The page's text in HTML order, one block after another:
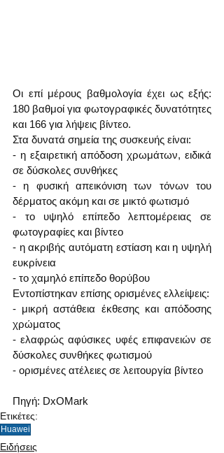
Οι επί μέρους βαθμολογία έχει ως εξής:
180 βαθμοί για φωτογραφικές δυνατότητες
και 166 για λήψεις βίντεο.
Στα δυνατά σημεία της συσκευής είναι:
- η εξαιρετική απόδοση χρωμάτων, ειδικά
σε δύσκολες συνθήκες
- η φυσική απεικόνιση των τόνων του
δέρματος ακόμη και σε μικτό φωτισμό
- το υψηλό επίπεδο λεπτομέρειας σε
φωτογραφίες και βίντεο
- η ακριβής αυτόματη εστίαση και η υψηλή
ευκρίνεια
- το χαμηλό επίπεδο θορύβου
Εντοπίστηκαν επίσης ορισμένες ελλείψεις:
- μικρή αστάθεια έκθεσης και απόδοσης
χρώματος
- ελαφρώς αφύσικες υφές επιφανειών σε
δύσκολες συνθήκες φωτισμού
- ορισμένες ατέλειες σε λειτουργία βίντεο
Πηγή: DxOMark
Ετικέτες:
Huawei
Ειδήσεις